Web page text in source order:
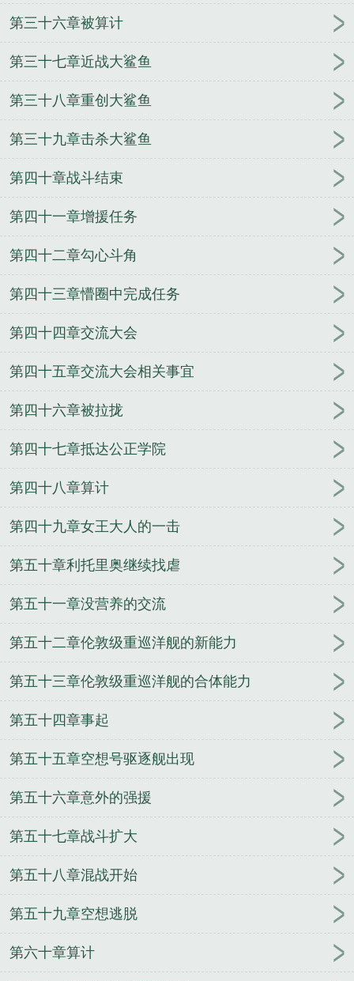
第三十六章被算计
第三十七章近战大鲨鱼
第三十八章重创大鲨鱼
第三十九章击杀大鲨鱼
第四十章战斗结束
第四十一章增援任务
第四十二章勾心斗角
第四十三章懵圈中完成任务
第四十四章交流大会
第四十五章交流大会相关事宜
第四十六章被拉拢
第四十七章抵达公正学院
第四十八章算计
第四十九章女王大人的一击
第五十章利托里奥继续找虐
第五十一章没营养的交流
第五十二章伦敦级重巡洋舰的新能力
第五十三章伦敦级重巡洋舰的合体能力
第五十四章事起
第五十五章空想号驱逐舰出现
第五十六章意外的强援
第五十七章战斗扩大
第五十八章混战开始
第五十九章空想逃脱
第六十章算计